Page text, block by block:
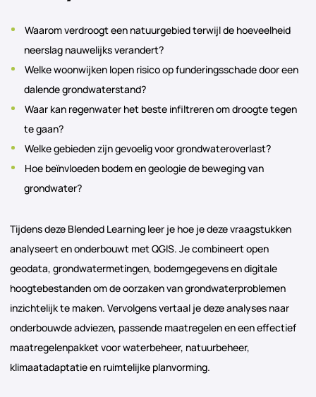
Waarom verdroogt een natuurgebied terwijl de hoeveelheid
neerslag nauwelijks verandert?
Welke woonwijken lopen risico op funderingsschade door een
dalende grondwaterstand?
Waar kan regenwater het beste infiltreren om droogte tegen
te gaan?
Welke gebieden zijn gevoelig voor grondwateroverlast?
Hoe beïnvloeden bodem en geologie de beweging van
grondwater?
Tijdens deze Blended Learning leer je hoe je deze vraagstukken
analyseert en onderbouwt met QGIS. Je combineert open
geodata, grondwatermetingen, bodemgegevens en digitale
hoogtebestanden om de oorzaken van grondwaterproblemen
inzichtelijk te maken. Vervolgens vertaal je deze analyses naar
onderbouwde adviezen, passende maatregelen en een effectief
maatregelenpakket voor waterbeheer, natuurbeheer,
klimaatadaptatie en ruimtelijke planvorming.